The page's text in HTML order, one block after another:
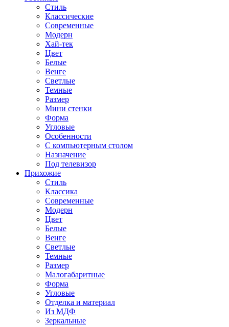
Стиль
Классические
Современные
Модерн
Хай-тек
Цвет
Белые
Венге
Светлые
Темные
Размер
Мини стенки
Форма
Угловые
Особенности
С компьютерным столом
Назначение
Под телевизор
Прихожие
Стиль
Классика
Современные
Модерн
Цвет
Белые
Венге
Светлые
Темные
Размер
Малогабаритные
Форма
Угловые
Отделка и материал
Из МДФ
Зеркальные